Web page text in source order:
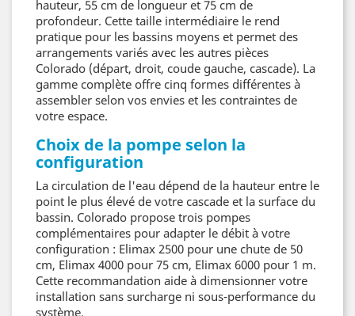
hauteur, 55 cm de longueur et 75 cm de
profondeur. Cette taille intermédiaire le rend
pratique pour les bassins moyens et permet des
arrangements variés avec les autres pièces
Colorado (départ, droit, coude gauche, cascade). La
gamme complète offre cinq formes différentes à
assembler selon vos envies et les contraintes de
votre espace.
Choix de la pompe selon la
configuration
La circulation de l'eau dépend de la hauteur entre le
point le plus élevé de votre cascade et la surface du
bassin. Colorado propose trois pompes
complémentaires pour adapter le débit à votre
configuration : Elimax 2500 pour une chute de 50
cm, Elimax 4000 pour 75 cm, Elimax 6000 pour 1 m.
Cette recommandation aide à dimensionner votre
installation sans surcharge ni sous-performance du
système.